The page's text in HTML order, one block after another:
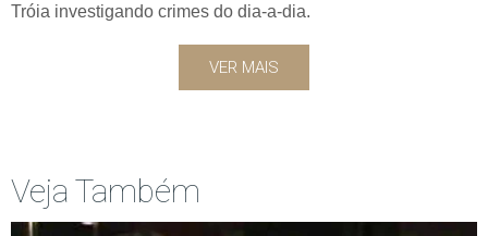
Tróia investigando crimes do dia-a-dia.
VER MAIS
Veja Também